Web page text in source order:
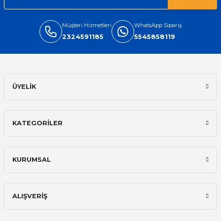
Müşteri Hizmetleri
2324591185
WhatsApp Sipariş
5545858119
ÜYELİK
KATEGORİLER
KURUMSAL
ALIŞVERİŞ